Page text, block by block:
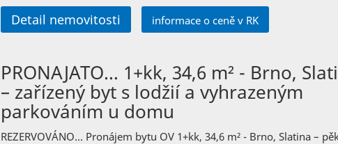
Detail nemovitosti informace o ceně v RK
PRONAJATO… 1+kk, 34,6 m² - Brno,
– zařízený byt s lodžií a vyhrazeným
parkováním u domu
REZERVOVÁNO… Pronájem bytu OV 1+kk, 34,6 m² - Brno, Slatina –